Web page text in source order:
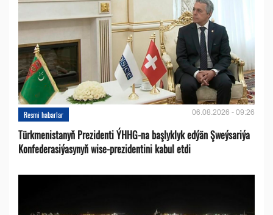
Resmi habarlar 06.08.2026 - 09:26
Türkmenistanyň Prezidenti ÝHHG-na başlyklyk edýän Şweýsariýa
Konfederasiýasynyň wise-prezidentini kabul etdi